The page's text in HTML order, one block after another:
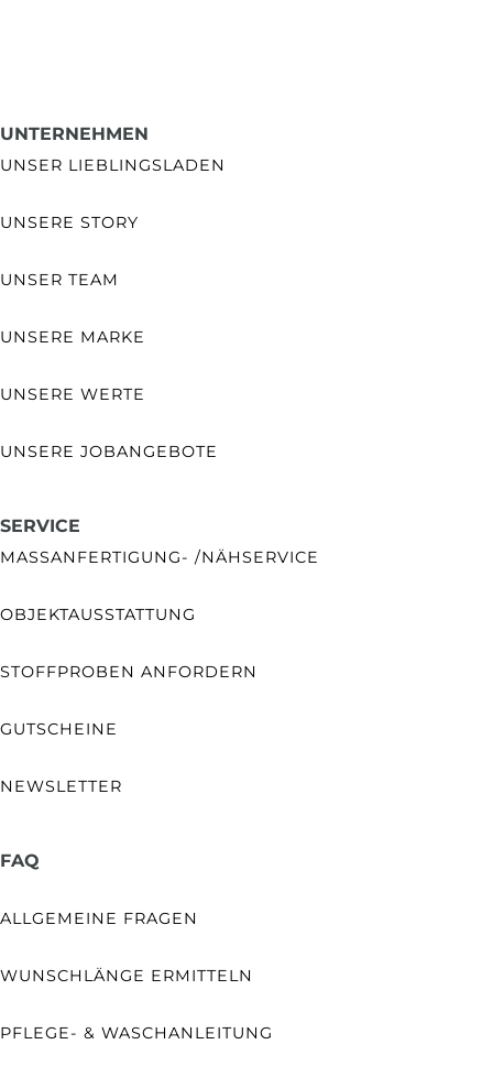
UNTERNEHMEN
UNSER LIEBLINGSLADEN
UNSERE STORY
UNSER TEAM
UNSERE MARKE
UNSERE WERTE
UNSERE JOBANGEBOTE
SERVICE
MASSANFERTIGUNG- /NÄHSERVICE
OBJEKTAUSSTATTUNG
STOFFPROBEN ANFORDERN
GUTSCHEINE
NEWSLETTER
FAQ
ALLGEMEINE FRAGEN
WUNSCHLÄNGE ERMITTELN
PFLEGE- & WASCHANLEITUNG